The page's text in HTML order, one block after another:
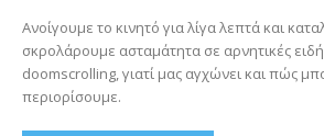
Ανοίγουμε το κινητό για λίγα λεπτά και
σκρολάρουμε ασταμάτητα σε αρνητικές
doomscrolling, γιατί μας αγχώνει και πώς
περιορίσουμε.